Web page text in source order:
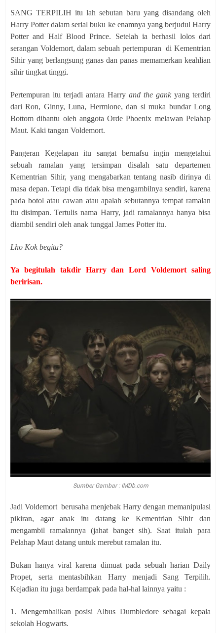
SANG TERPILIH itu lah sebutan baru yang disandang oleh
Harry Potter dalam serial buku ke enamnya yang berjudul Harry
Potter and Half Blood Prince. Setelah ia berhasil lolos dari
serangan Voldemort, dalam sebuah pertempuran
di Kementrian
Sihir yang berlangsung ganas dan panas memamerkan keahlian
sihir tingkat tinggi.
Pertempuran itu terjadi antara Harry and the gank yang terdiri
dari Ron, Ginny, Luna, Hermione, dan si muka bundar Long
Bottom dibantu oleh anggota Orde Phoenix melawan Pelahap
Maut. Kaki tangan Voldemort.
Pangeran Kegelapan itu sangat bernafsu ingin mengetahui
sebuah ramalan yang tersimpan disalah satu departemen
Kementrian Sihir, yang mengabarkan tentang nasib dirinya di
masa depan. Tetapi dia tidak bisa mengambilnya sendiri, karena
pada botol atau cawan atau apalah sebutannya tempat ramalan
itu disimpan. Tertulis nama Harry, jadi ramalannya hanya bisa
diambil sendiri oleh anak tunggal James Potter itu.
Lho Kok begitu?
Ya begitulah takdir Harry dan Lord Voldemort saling
beririsan.
Sumber Gambar : IMDb.com
Jadi Voldemort berusaha menjebak Harry dengan memanipulasi
pikiran, agar anak itu datang ke Kementrian Sihir dan
mengambil ramalannya (jahat banget sih). Saat itulah para
Pelahap Maut datang untuk merebut ramalan itu.
Bukan hanya viral karena dimuat pada sebuah harian Daily
Propet, serta mentasbihkan Harry menjadi Sang Terpilih.
Kejadian itu juga berdampak pada hal-hal lainnya yaitu :
1. Mengembalikan posisi Albus Dumbledore sebagai kepala
sekolah Hogwarts.